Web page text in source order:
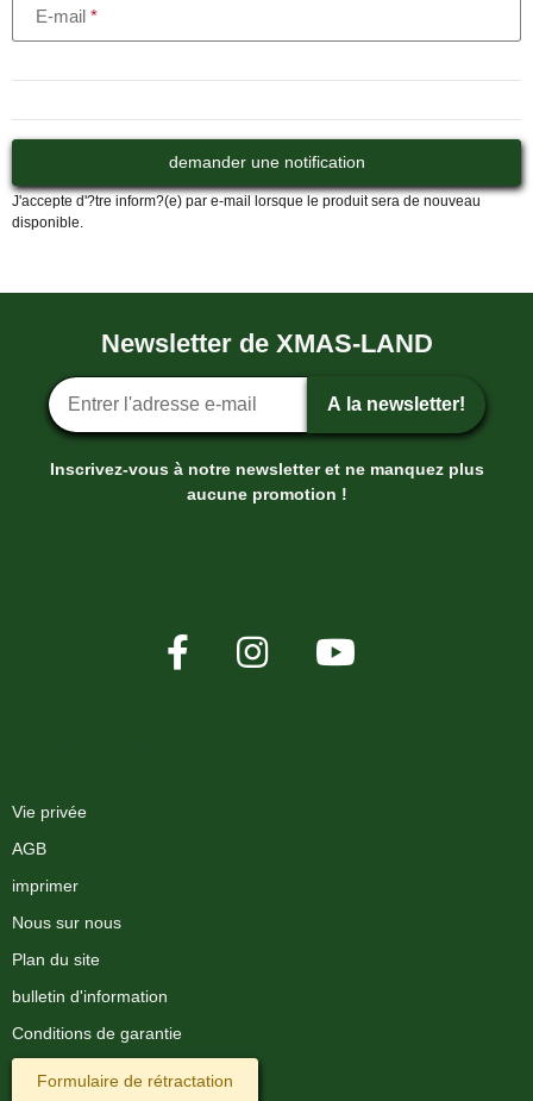
E-mail
demander une notification
J'accepte d'?tre inform?(e) par e-mail lorsque le produit sera de nouveau
disponible.
Newsletter de XMAS-LAND
Inscription ? la newsletter
A la newsletter!
Inscrivez-vous à notre newsletter et ne manquez plus
aucune promotion !
Vie privée
AGB
imprimer
Nous sur nous
Plan du site
bulletin d'information
Conditions de garantie
Formulaire de rétractation